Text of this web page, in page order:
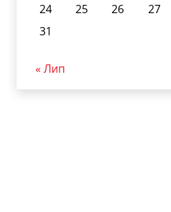
24
25 26 27
31
« Лип